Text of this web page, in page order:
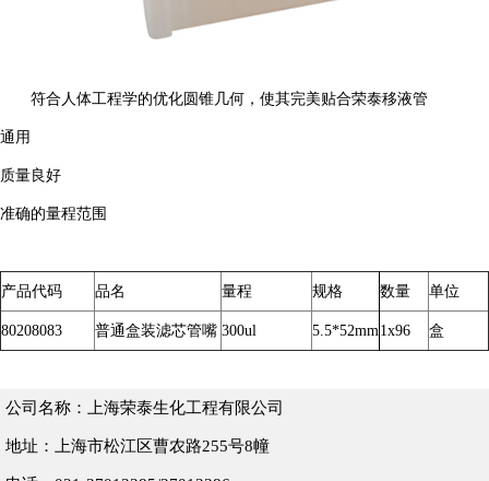
符合人体工程学的优化圆锥几何，使其完美贴合荣泰移液管
通用
质量良好
准确的量程范围
产品代码 品名 量程 规格 数量 单位
80208083 普通盒装滤芯管嘴 300ul 5.5*52mm1x96 盒
公司名称：上海荣泰生化工程有限公司
地址：上海市松江区曹农路255号8幢